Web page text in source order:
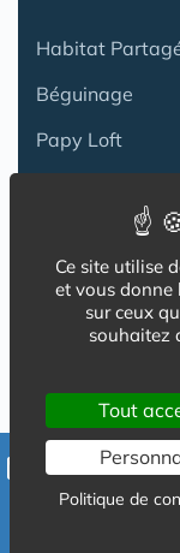
Habitat
Béguinage
Papy Loft
Habitat
Habitat
Habitat
Adaptation
Aides
Senior
Ce site utilise
et vous donne
sur ceux
souhaitez
Tout
Politique de